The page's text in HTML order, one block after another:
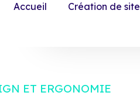
Accueil Création de site
ET ERGONOMIE